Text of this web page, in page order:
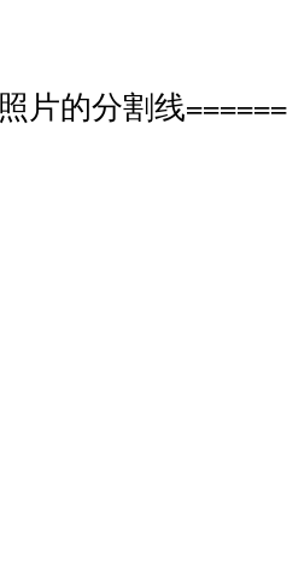
片的分割线